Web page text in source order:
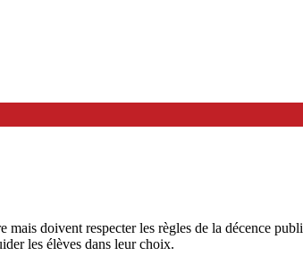
doivent respecter les règles de la décence
les élèves dans leur choix.